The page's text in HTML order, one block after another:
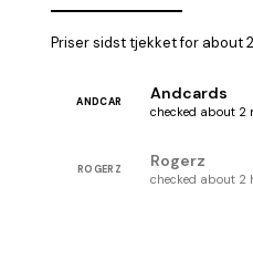
Priser sidst tjekket for about
ANDCAR Andcards
checked about 2
ROGERZ Rogerz
checked about 2